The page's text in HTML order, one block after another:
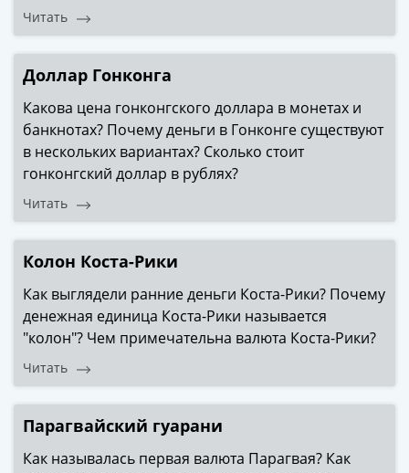
1947
(1957)
1961
Засько)
1961
Банкноты
России
Частные
выпуски
Банкноты
красивыми
номерами
Лотерейные
билеты
Евросувенир
Читать
Доллар Гонконга
Какова цена гонконгского доллара в монетах и
банкнотах? Почему деньги в Гонконге существуют
в нескольких вариантах? Сколько стоит
гонконгский доллар в рублях?
Читать
Колон Коста-Рики
Как выглядели ранние деньги Коста-Рики? Почему
денежная единица Коста-Рики называется
"колон"? Чем примечательна валюта Коста-Рики?
Читать
Парагвайский гуарани
Как называлась первая валюта Парагвая? Как